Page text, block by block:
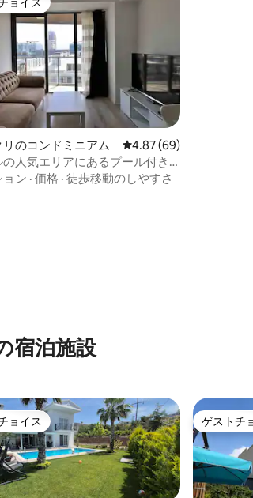
4.83つ星の平均評価
ョイス
のコンドミニアム レビュー69件、5つ星中
4.87 (69)
人気エリアにあるプール付き
ョン · 価格 · 徒歩移動のしやすさ
宿泊施設
ョイス
ョイス ゲストチ
ゲストチ